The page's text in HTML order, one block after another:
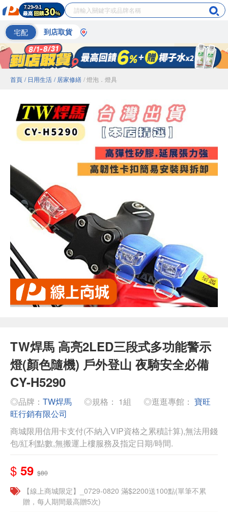
宅配 到店取貨
首頁 / 日用生活 / 居家修繕 / 燈泡．燈具
TW焊馬 高亮2LED三段式多功能警示
燈(顏色隨機) 戶外登山 夜騎安全必備
CY-H5290
◎品牌： TW焊馬 ◎規格： 1組 ◎逛逛專館： 寶旺
旺行銷有限公司
商城限用信用卡支付(不納入VIP資格之累積計算),無法用錢
包/紅利點數,無搬運上樓服務及指定日期/時間.
$ 59 $80
【線上商城限定】_0729-0820 滿$2200送100點(單筆不累
贈，每人期間最高贈5次)